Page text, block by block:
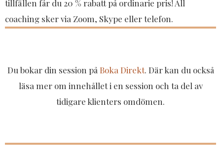
tillfällen får du 20 % rabatt på ordinarie pris! All
coaching sker via Zoom, Skype eller telefon.
​Du bokar din session på Boka Direkt. Där kan du också
läsa mer om innehållet i en session och ta del av
tidigare klienters omdömen.​